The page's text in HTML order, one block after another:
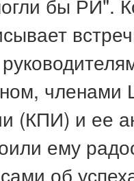
членами
(КПИ) и ее
ему
об